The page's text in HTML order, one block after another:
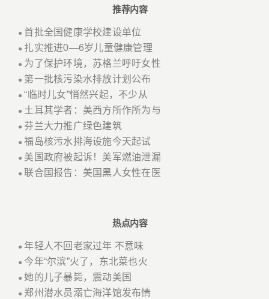
推荐内容
● 首批全国健康学校建设单位
● 扎实推进0—6岁儿童健康管理
● 为了保护环境，苏格兰呼吁女性
● 第一批核污染水排放计划公布
●“临时儿女”悄然兴起，不少从
● 土耳其学者：美西方所作所为与
● 芬兰大力推广绿色建筑
●福岛核污水排海设施今天起试
● 美国政府被起诉！美军燃油泄漏
●联合国报告：美国黑人女性在医
热点内容
●年轻人不回老家过年 不意味
● 今年“尔滨”火了，东北菜也火
●她的儿子暴毙，震动美国
● 郑州潜水员溺亡海洋馆发布情